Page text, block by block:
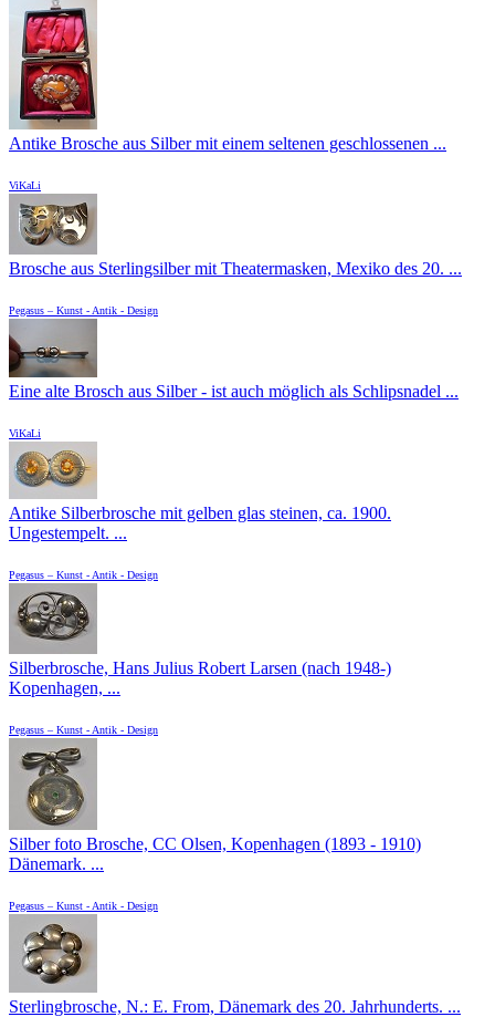
Antike Brosche aus Silber mit einem seltenen geschlossenen ...
ViKaLi
Brosche aus Sterlingsilber mit Theatermasken, Mexiko des 20. ...
Pegasus – Kunst - Antik - Design
Eine alte Brosch aus Silber - ist auch möglich als Schlipsnadel ...
ViKaLi
Antike Silberbrosche mit gelben glas steinen, ca. 1900.
Ungestempelt. ...
Pegasus – Kunst - Antik - Design
Silberbrosche, Hans Julius Robert Larsen (nach 1948-)
Kopenhagen, ...
Pegasus – Kunst - Antik - Design
Silber foto Brosche, CC Olsen, Kopenhagen (1893 - 1910)
Dänemark. ...
Pegasus – Kunst - Antik - Design
Sterlingbrosche, N.: E. From, Dänemark des 20. Jahrhunderts. ...